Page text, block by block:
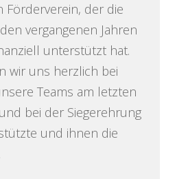
Förderverein, der die
vergangenen Jahren
unterstützt hat.
wir uns herzlich bei
Teams am letzten
bei der Siegerehrung
und ihnen die